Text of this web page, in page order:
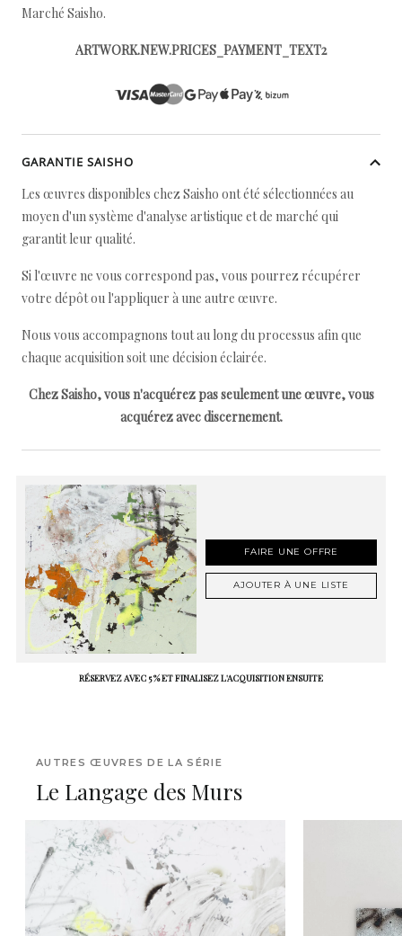
Marché Saisho.
ARTWORK.NEW.PRICES_PAYMENT_TEXT2
GARANTIE SAISHO
Les œuvres disponibles chez Saisho ont été sélectionnées au
moyen d'un système d'analyse artistique et de marché qui
garantit leur qualité.
Si l'œuvre ne vous correspond pas, vous pourrez récupérer
votre dépôt ou l'appliquer à une autre œuvre.
Nous vous accompagnons tout au long du processus afin que
chaque acquisition soit une décision éclairée.
Chez Saisho, vous n'acquérez pas seulement une œuvre, vous
acquérez avec discernement.
FAIRE UNE OFFRE
AJOUTER À UNE LISTE
RÉSERVEZ AVEC 5 % ET FINALISEZ L'ACQUISITION ENSUITE
AUTRES ŒUVRES DE LA SÉRIE
Le Langage des Murs